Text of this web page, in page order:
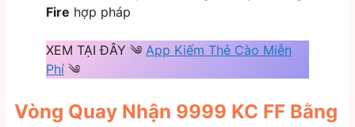
Fire hợp pháp
XEM TẠI ĐÂY ༄ App Kiếm Thẻ Cào Miễn
Phí ༄
Vòng Quay Nhận 9999 KC FF Bằng